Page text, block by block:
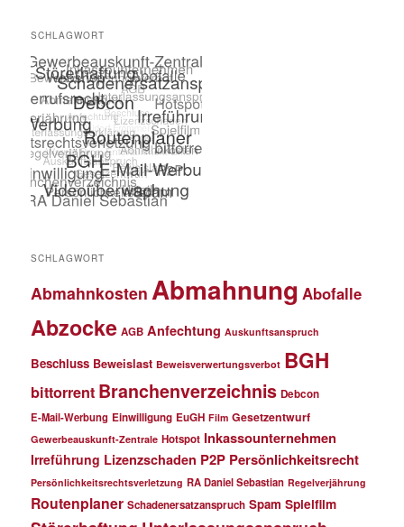
SCHLAGWORT
SCHLAGWORT
Abmahnkosten Abmahnung Abofalle
Abzocke AGB Anfechtung Auskunftsanspruch
Beschluss Beweislast Beweisverwertungsverbot BGH
bittorrent Branchenverzeichnis Debcon
E-Mail-Werbung Einwilligung EuGH Film Gesetzentwurf
Gewerbeauskunft-Zentrale Hotspot Inkassounternehmen
Irreführung Lizenzschaden P2P Persönlichkeitsrecht
Persönlichkeitsrechtsverletzung RA Daniel Sebastian Regelverjährung
Routenplaner Schadenersatzanspruch Spam Spielfilm